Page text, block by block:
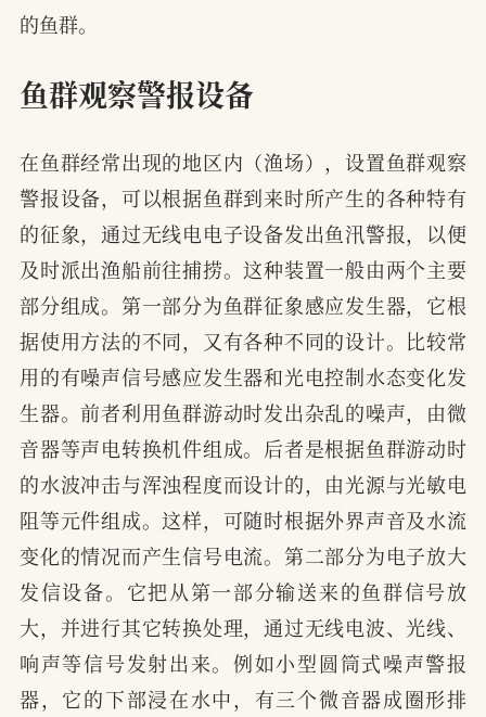
的鱼群。
鱼群观察警报设备
在鱼群经常出现的地区内（渔场），设置鱼群观察
警报设备，可以根据鱼群到来时所产生的各种特有
的征象，通过无线电电子设备发出鱼汛警报，以便
及时派出渔船前往捕捞。这种装置一般由两个主要
部分组成。第一部分为鱼群征象感应发生器，它根
据使用方法的不同，又有各种不同的设计。比较常
用的有噪声信号感应发生器和光电控制水态变化发
生器。前者利用鱼群游动时发出杂乱的噪声，由微
音器等声电转换机件组成。后者是根据鱼群游动时
的水波冲击与浑浊程度而设计的，由光源与光敏电
阻等元件组成。这样，可随时根据外界声音及水流
变化的情况而产生信号电流。第二部分为电子放大
发信设备。它把从第一部分输送来的鱼群信号放
大，并进行其它转换处理，通过无线电波、光线、
响声等信号发射出来。例如小型圆筒式噪声警报
器，它的下部浸在水中，有三个微音器成圈形排